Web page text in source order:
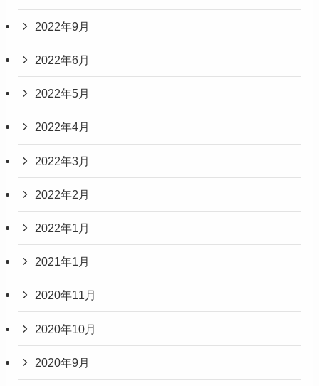
2022年9月
2022年6月
2022年5月
2022年4月
2022年3月
2022年2月
2022年1月
2021年1月
2020年11月
2020年10月
2020年9月